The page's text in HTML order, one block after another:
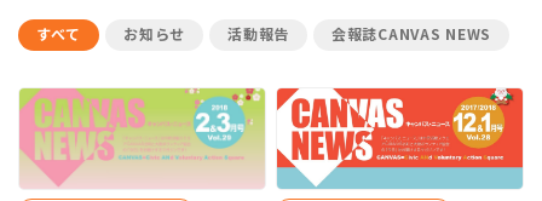
すべて お知らせ 活動報告 会報誌CANVAS NEWS